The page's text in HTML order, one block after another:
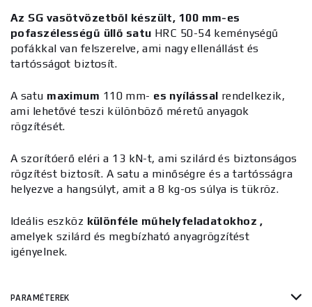
Az SG vasötvözetből készült, 100 mm-es
pofaszélességű üllő satu HRC 50-54 keménységű
pofákkal van felszerelve, ami nagy ellenállást és
tartósságot biztosít.
A satu maximum 110 mm- es nyílással rendelkezik,
ami lehetővé teszi különböző méretű anyagok
rögzítését.
A szorítóerő eléri a 13 kN-t, ami szilárd és biztonságos
rögzítést biztosít. A satu a minőségre és a tartósságra
helyezve a hangsúlyt, amit a 8 kg-os súlya is tükröz.
Ideális eszköz különféle műhelyfeladatokhoz ,
amelyek szilárd és megbízható anyagrögzítést
igényelnek.
PARAMÉTEREK